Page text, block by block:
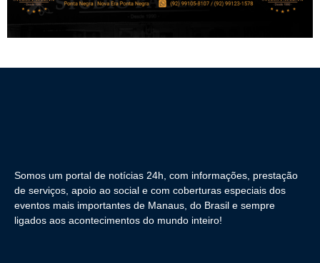
Somos um portal de notícias 24h, com informações, prestação
de serviços, apoio ao social e com coberturas especiais dos
eventos mais importantes de Manaus, do Brasil e sempre
ligados aos acontecimentos do mundo inteiro!